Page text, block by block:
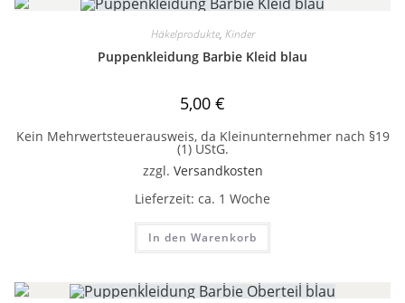
Häkelprodukte, Kinder
Puppenkleidung Barbie Kleid blau
5,00 €
Kein Mehrwertsteuerausweis, da Kleinunternehmer nach §19
(1) UStG.
zzgl. Versandkosten
Lieferzeit: ca. 1 Woche
In den Warenkorb